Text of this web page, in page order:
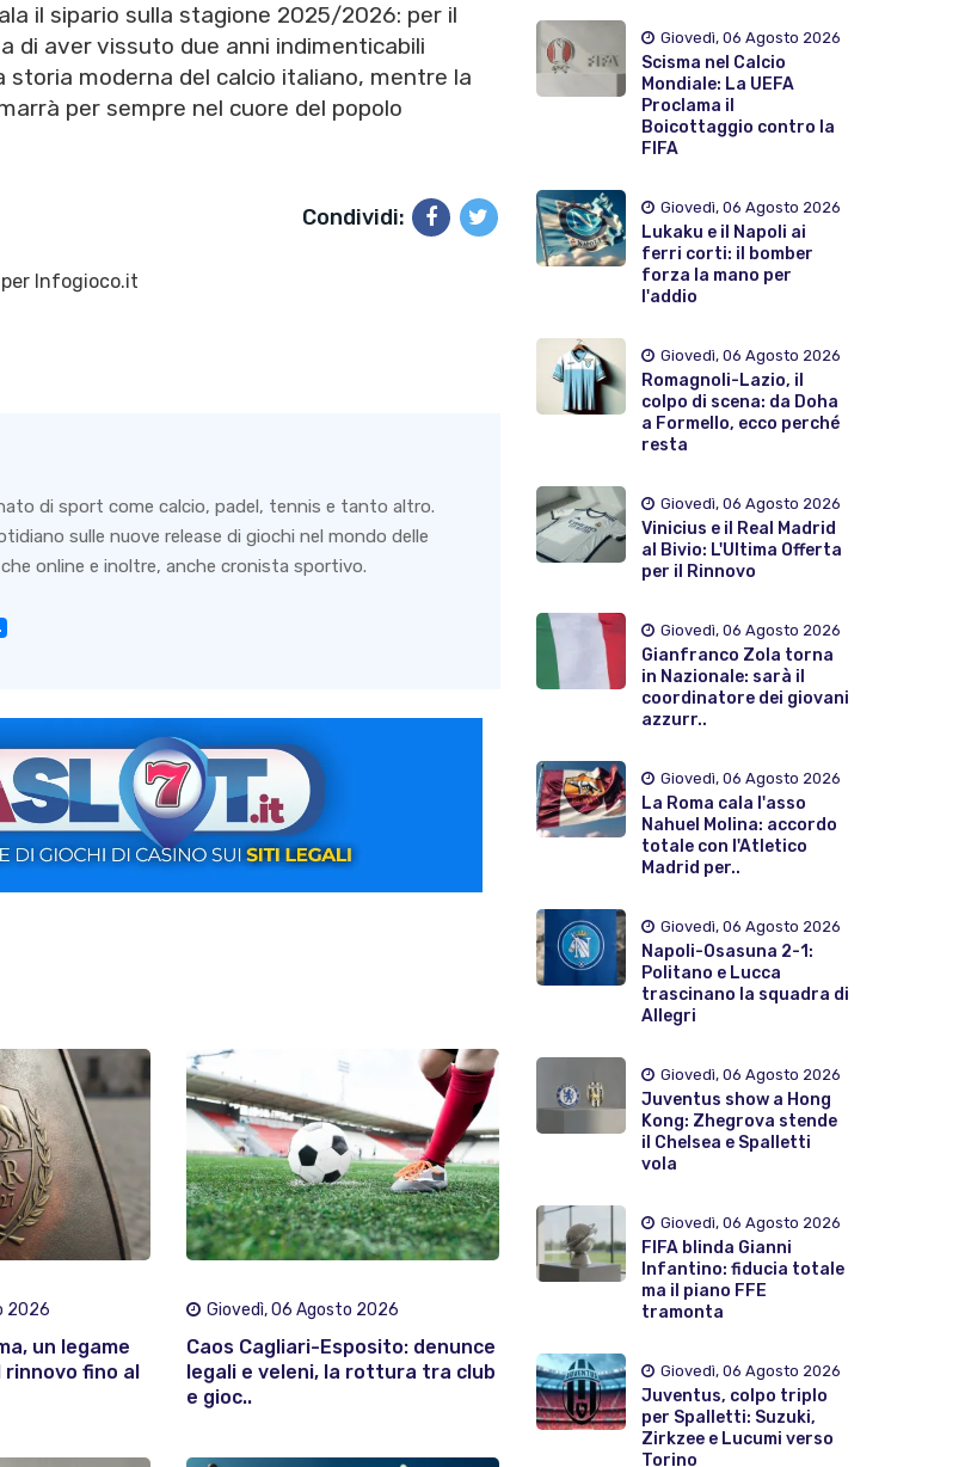
il sipario sulla stagione 2025/2026: per il
di aver vissuto due anni indimenticabili
moderna del calcio italiano, mentre la
per sempre nel cuore del popolo
Condividi:
per Infogioco.it
di sport come calcio, padel, tennis e tanto altro.
sulle nuove release di giochi nel mondo delle
online e inoltre, anche cronista sportivo.
2026
un legame
fino al
Giovedì, 06 Agosto 2026
Caos Cagliari-Esposito: denunce
legali e veleni, la rottura tra club
e gioc..
Giovedì, 06 Agosto 2026
Scisma nel Calcio
Mondiale: La UEFA
Proclama il
Boicottaggio contro la
FIFA
Giovedì, 06 Agosto 2026
Lukaku e il Napoli ai
ferri corti: il bomber
forza la mano per
l'addio
Giovedì, 06 Agosto 2026
Romagnoli-Lazio, il
colpo di scena: da Doha
a Formello, ecco perché
resta
Giovedì, 06 Agosto 2026
Vinicius e il Real Madrid
al Bivio: L'Ultima Offerta
per il Rinnovo
Giovedì, 06 Agosto 2026
Gianfranco Zola torna
in Nazionale: sarà il
coordinatore dei giovani
azzurr..
Giovedì, 06 Agosto 2026
La Roma cala l'asso
Nahuel Molina: accordo
totale con l'Atletico
Madrid per..
Giovedì, 06 Agosto 2026
Napoli-Osasuna 2-1:
Politano e Lucca
trascinano la squadra di
Allegri
Giovedì, 06 Agosto 2026
Juventus show a Hong
Kong: Zhegrova stende
il Chelsea e Spalletti
vola
Giovedì, 06 Agosto 2026
FIFA blinda Gianni
Infantino: fiducia totale
ma il piano FFE
tramonta
Giovedì, 06 Agosto 2026
Juventus, colpo triplo
per Spalletti: Suzuki,
Zirkzee e Lucumi verso
Torino